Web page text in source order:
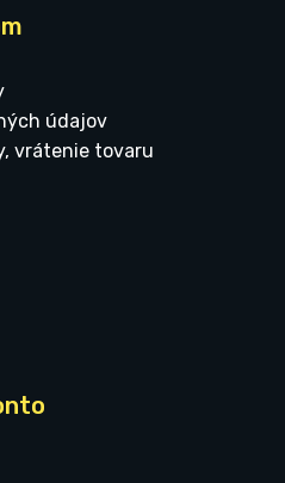
údajov
vrátenie tovaru